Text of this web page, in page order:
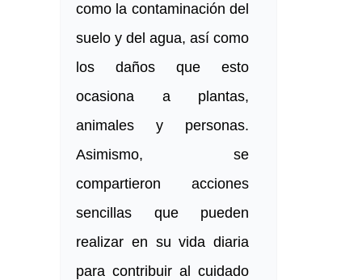
como la contaminación del
suelo y del agua, así como
los daños que esto
ocasiona a plantas,
animales y personas.
Asimismo, se
compartieron acciones
sencillas que pueden
realizar en su vida diaria
para contribuir al cuidado